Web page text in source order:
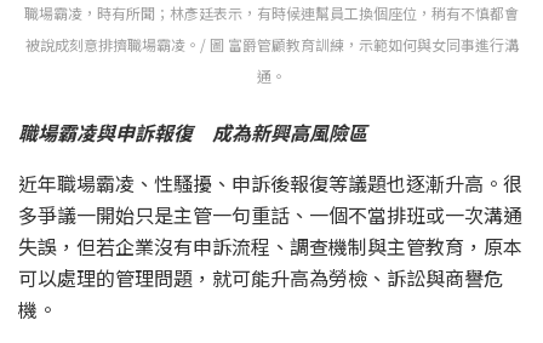
職場霸凌，時有所聞；林彥廷表示，有時候連幫員工換個座位，稍有不慎都會
被說成刻意排擠職場霸凌。/ 圖 富爵管顧教育訓練，示範如何與女同事進行溝
通。
職場霸凌與申訴報復 成為新興高風險區
近年職場霸凌、性騷擾、申訴後報復等議題也逐漸升高。很
多爭議一開始只是主管一句重話、一個不當排班或一次溝通
失誤，但若企業沒有申訴流程、調查機制與主管教育，原本
可以處理的管理問題，就可能升高為勞檢、訴訟與商譽危
機。